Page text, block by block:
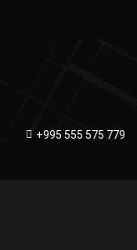
+995 555 575 779